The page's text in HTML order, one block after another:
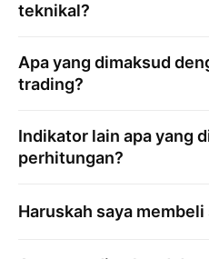
teknikal?
Apa yang dimaksud
trading?
Indikator lain apa yang
perhitungan?
Haruskah saya membeli